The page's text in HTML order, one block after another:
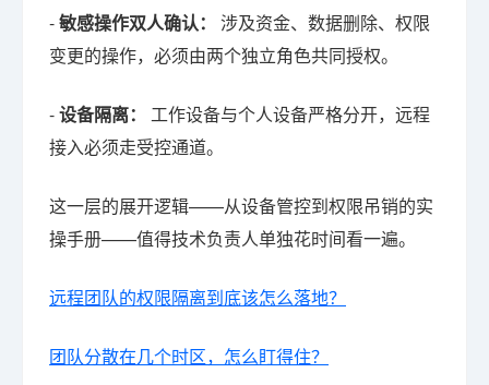
-敏感操作双人确认：
涉及资金、数据删除、权限
变更的操作，必须由两个独立角色共同授权。
-设备隔离：
工作设备与个人设备严格分开，远程
接入必须走受控通道。
这一层的展开逻辑——从设备管控到权限吊销的实
操手册——值得技术负责人单独花时间看一遍。
远程团队的权限隔离到底该怎么落地？
团队分散在几个时区，怎么盯得住？